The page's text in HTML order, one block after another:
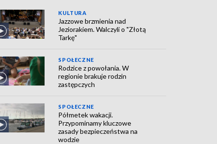
KULTURA
Jazzowe brzmienia nad
Jeziorakiem. Walczyli o "Złotą
Tarkę"
SPOŁECZNE
Rodzice z powołania. W
regionie brakuje rodzin
zastępczych
SPOŁECZNE
Półmetek wakacji.
Przypominamy kluczowe
zasady bezpieczeństwa na
wodzie